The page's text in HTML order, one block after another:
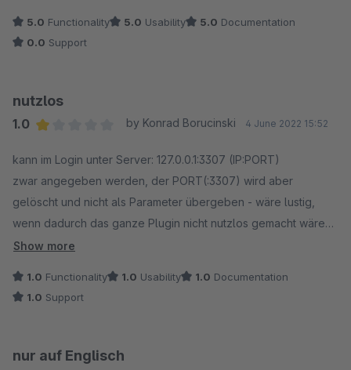
5.0 Functionality 5.0 Usability 5.0 Documentation
0.0 Support
nutzlos
1.0
by Konrad Borucinski 4 June 2022 15:52
kann im Login unter Server: 127.0.0.1:3307 (IP:PORT)
zwar angegeben werden, der PORT(:3307) wird aber
gelöscht und nicht als Parameter übergeben - wäre lustig,
wenn dadurch das ganze Plugin nicht nutzlos gemacht wäre
:-). Ohne dieses Plugin funktioniert adminer.php einwandfrei -
Show more
1.0 Functionality 1.0 Usability 1.0 Documentation
1.0 Support
nur auf Englisch